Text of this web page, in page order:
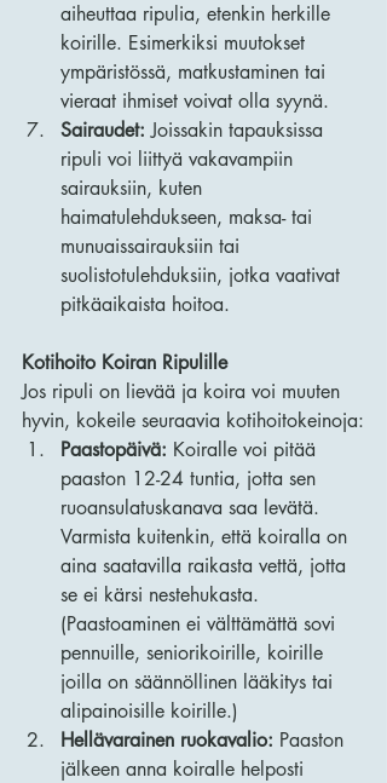
aiheuttaa ripulia, etenkin herkille
koirille. Esimerkiksi muutokset
ympäristössä, matkustaminen tai
vieraat ihmiset voivat olla syynä.
Sairaudet: Joissakin tapauksissa
ripuli voi liittyä vakavampiin
sairauksiin, kuten
haimatulehdukseen, maksa- tai
munuaissairauksiin tai
suolistotulehduksiin, jotka vaativat
pitkäaikaista hoitoa.
Kotihoito Koiran Ripulille
Jos ripuli on lievää ja koira voi muuten
hyvin, kokeile seuraavia kotihoitokeinoja:
Paastopäivä: Koiralle voi pitää
paaston 12-24 tuntia, jotta sen
ruoansulatuskanava saa levätä.
Varmista kuitenkin, että koiralla on
aina saatavilla raikasta vettä, jotta
se ei kärsi nestehukasta.
(Paastoaminen ei välttämättä sovi
pennuille, seniorikoirille, koirille
joilla on säännöllinen lääkitys tai
alipainoisille koirille.)
Hellävarainen ruokavalio: Paaston
jälkeen anna koiralle helposti